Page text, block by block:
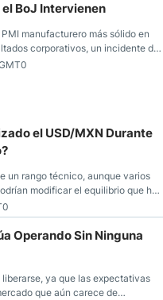
BoJ Intervienen
manufacturero más sólido en
corporativos, un incidente de
el mercado del petróleo.
el USD/MXN Durante
un rango técnico, aunque varios
modificar el equilibrio que ha
Operando Sin Ninguna
ya que las expectativas
que aún carece de